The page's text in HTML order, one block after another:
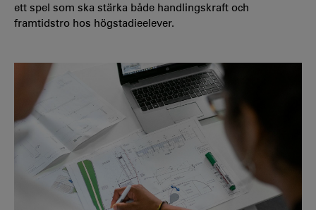
ett spel som ska stärka både handlingskraft och
framtidstro hos högstadieelever.